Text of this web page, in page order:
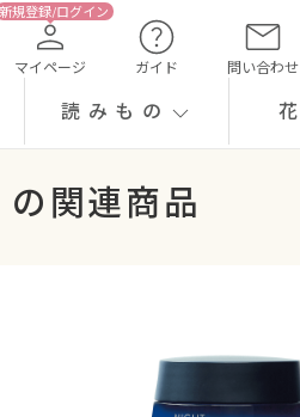
マイページ ガイド 問い合わせ
読みもの
の関連商品